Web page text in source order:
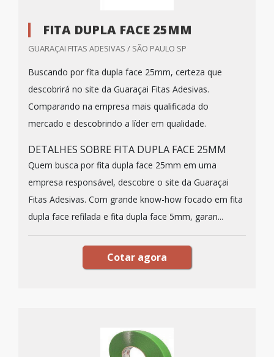
FITA DUPLA FACE 25MM
GUARAÇAI FITAS ADESIVAS / SÃO PAULO SP
Buscando por fita dupla face 25mm, certeza que
descobrirá no site da Guaraçai Fitas Adesivas.
Comparando na empresa mais qualificada do
mercado e descobrindo a líder em qualidade.
DETALHES SOBRE FITA DUPLA FACE 25MM
Quem busca por fita dupla face 25mm em uma
empresa responsável, descobre o site da Guaraçai
Fitas Adesivas. Com grande know-how focado em fita
dupla face refilada e fita dupla face 5mm, garan...
Cotar agora